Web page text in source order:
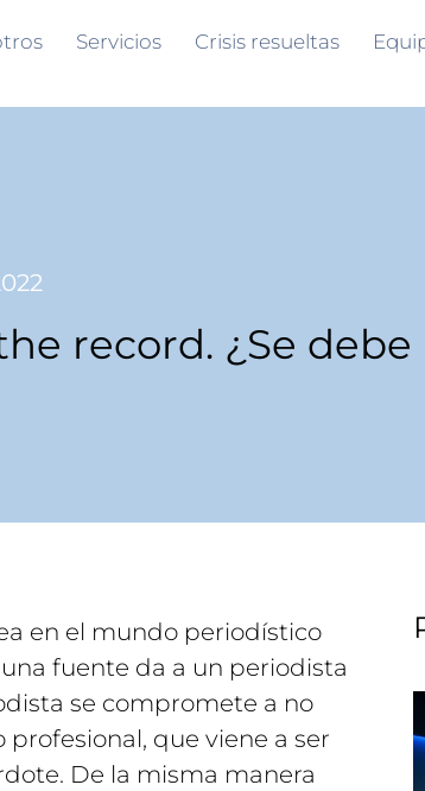
Servicios Crisis resueltas
record. ¿Se
en el mundo periodístico
fuente da a un periodista
se compromete a no
que viene a ser
De la misma manera